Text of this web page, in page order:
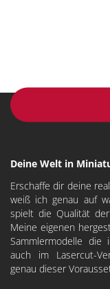
Deine Welt in
Erschaffe dir deine
weiß ich genau auf
spielt die Qualität
Meine eigenen
Sammlermodelle die
auch im Lasercut-
genau dieser